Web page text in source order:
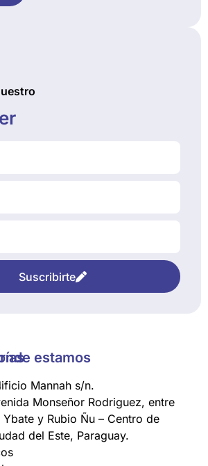
Suscribirte
estamos
Mannah s/n.
Monseñor Rodriguez, entre
Ybate y Rubio Ñu – Centro de
del Este, Paraguay.